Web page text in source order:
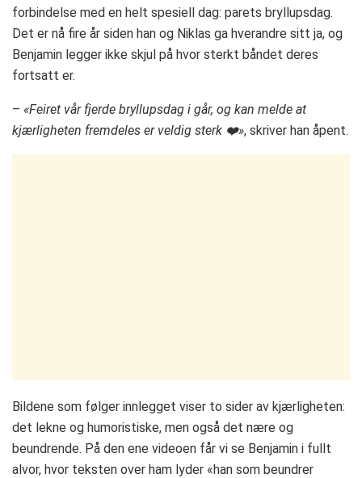
forbindelse med en helt spesiell dag: parets bryllupsdag.
Det er nå fire år siden han og Niklas ga hverandre sitt ja, og
Benjamin legger ikke skjul på hvor sterkt båndet deres
fortsatt er.
– «Feiret vår fjerde bryllupsdag i går, og kan melde at
kjærligheten fremdeles er veldig sterk ❤️», skriver han åpent.
Bildene som følger innlegget viser to sider av kjærligheten:
det lekne og humoristiske, men også det nære og
beundrende. På den ene videoen får vi se Benjamin i fullt
alvor, hvor teksten over ham lyder «han som beundrer